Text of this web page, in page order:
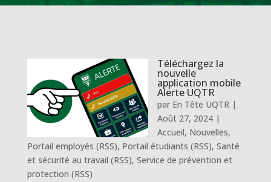
Téléchargez la
nouvelle
application mobile
Alerte UQTR
par En Tête UQTR|
Août 27, 2024|
Accueil, Nouvelles,
Portail employés (RSS), Portail étudiants (RSS), Santé
et sécurité au travail (RSS), Service de prévention et
protection (RSS)